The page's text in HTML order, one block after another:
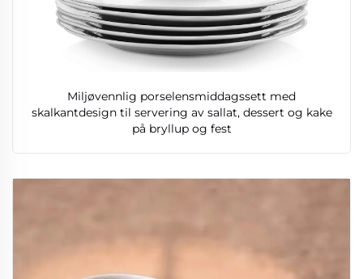
Miljøvennlig porselensmiddagssett med
skalkantdesign til servering av sallat, dessert og kake
på bryllup og fest